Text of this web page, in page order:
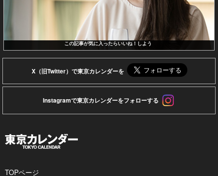
この記事が気に入ったらいいね！しよう
X（旧Twitter）で東京カレンダーを
Instagramで東京カレンダーをフォローする
TOPページ